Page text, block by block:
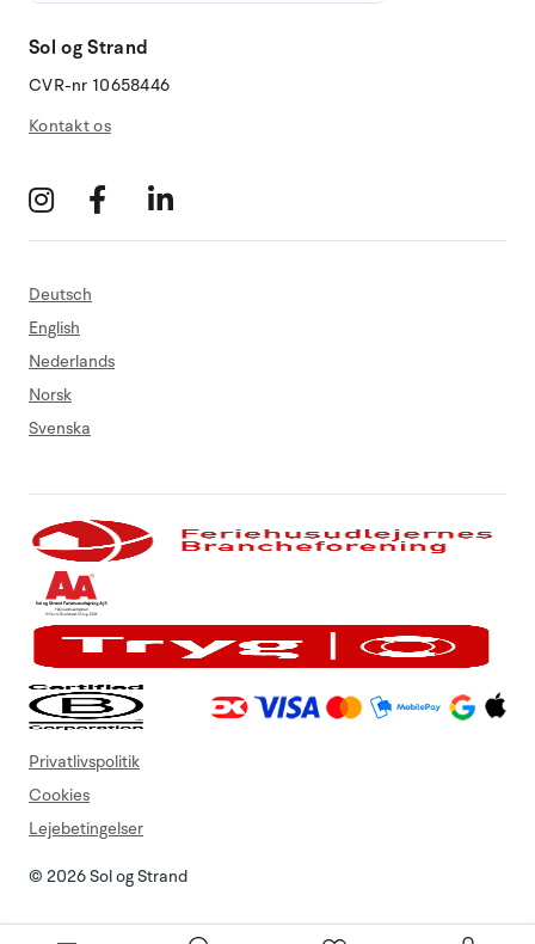
Sol og Strand
CVR-nr 10658446
Kontakt os
Deutsch
English
Nederlands
Norsk
Svenska
© 2026 Sol og Strand
Privatlivspolitik
Cookies
Lejebetingelser